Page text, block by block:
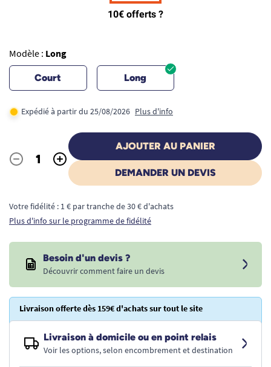
Modèle : Long
Court Long
Expédié à partir du 25/08/2026 Plus d'info
Quantité
- +
AJOUTER AU PANIER
DEMANDER UN DEVIS
Votre fidélité : 1 € par tranche de 30 € d'achats
Plus d'info sur le programme de fidélité
Besoin d'un devis ?
Découvrir comment faire un devis
Livraison offerte dès 159€ d'achats sur tout le site
Livraison à domicile ou en point relais
Voir les options, selon encombrement et destination